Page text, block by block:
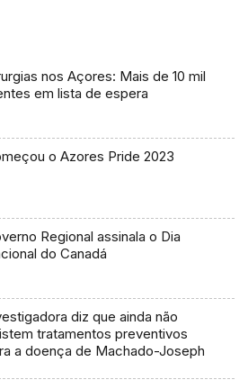
nos Açores: Mais de 10 mil
em lista de espera
o Azores Pride 2023
Regional assinala o Dia
do Canadá
diz que ainda não
tratamentos preventivos
a doença de Machado-Joseph